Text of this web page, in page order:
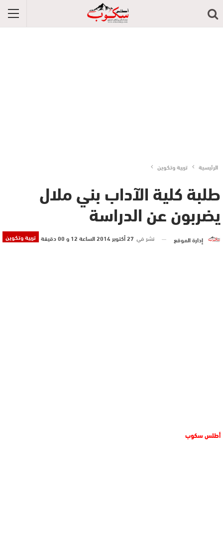
الرئيسية تربية وتكوين
طلبة كلية الآداب بني ملال
يضربون عن الدراسة
تربية وتكوين إدارة الموقع نشر في 27 أكتوبر 2014 الساعة 12 و 00 دقيقة
أطلس سكوب